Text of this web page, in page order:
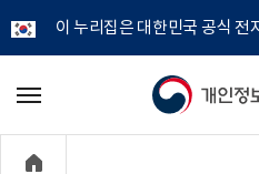
이 누리집은 대한민국 공식 전
개
메
기